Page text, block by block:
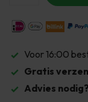
Voor 16:00
Gratis
Advies nodig?